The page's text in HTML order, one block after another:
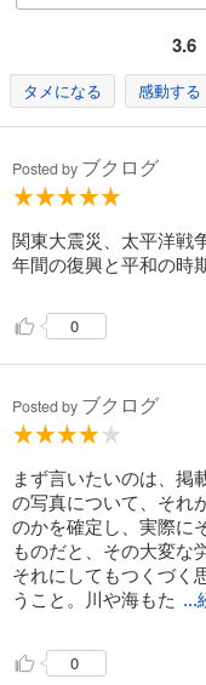
3.6
タメになる 感動する
Posted by ブクログ
関東大震災、太平洋戦
年間の復興と平和の時
0
Posted by ブクログ
まず言いたいのは、掲
の写真について、それ
のかを確定し、実際に
ものだと、その大変な
それにしてもつくづく
うこと。川や海もた ...
0